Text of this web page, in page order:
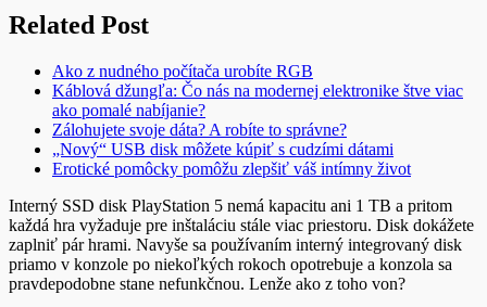
Related Post
Ako z nudného počítača urobíte RGB
Káblová džungľa: Čo nás na modernej elektronike štve viac
ako pomalé nabíjanie?
Zálohujete svoje dáta? A robíte to správne?
„Nový“ USB disk môžete kúpiť s cudzími dátami
Erotické pomôcky pomôžu zlepšiť váš intímny život
Interný SSD disk PlayStation 5 nemá kapacitu ani 1 TB a pritom
každá hra vyžaduje pre inštaláciu stále viac priestoru. Disk dokážete
zaplniť pár hrami. Navyše sa používaním interný integrovaný disk
priamo v konzole po niekoľkých rokoch opotrebuje a konzola sa
pravdepodobne stane nefunkčnou. Lenže ako z toho von?